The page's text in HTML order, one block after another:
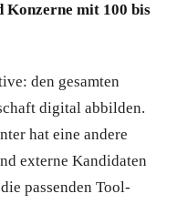
Konzerne mit 100 bis
den gesamten
digital abbilden.
hat eine andere
externe Kandidaten
passenden Tool-